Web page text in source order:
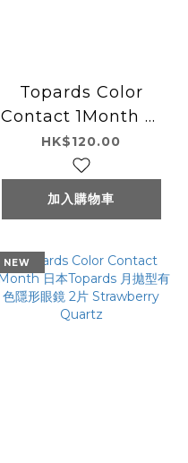
Topards Color
Contact 1Month 日
本Topards 月拋型有
色隱形眼鏡 2片 Date
Topaz
HK$120.00
加入購物車
NEW